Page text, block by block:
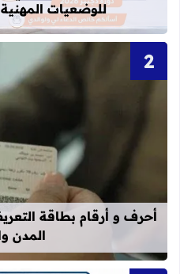
للوضعيات
أحرف و أرقام بطاقة
المدن